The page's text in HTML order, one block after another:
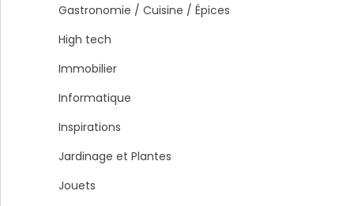
Gastronomie / Cuisine / Épices
High tech
Immobilier
Informatique
Inspirations
Jardinage et Plantes
Jouets